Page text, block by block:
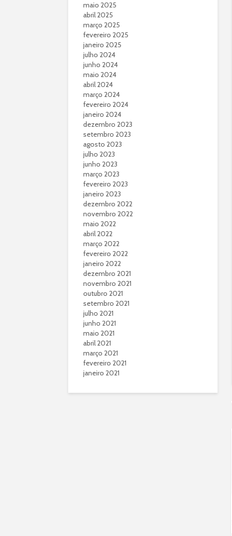
maio 2025
abril 2025
março 2025
fevereiro 2025
janeiro 2025
julho 2024
junho 2024
maio 2024
abril 2024
março 2024
fevereiro 2024
janeiro 2024
dezembro 2023
setembro 2023
agosto 2023
julho 2023
junho 2023
março 2023
fevereiro 2023
janeiro 2023
dezembro 2022
novembro 2022
maio 2022
abril 2022
março 2022
fevereiro 2022
janeiro 2022
dezembro 2021
novembro 2021
outubro 2021
setembro 2021
julho 2021
junho 2021
maio 2021
abril 2021
março 2021
fevereiro 2021
janeiro 2021